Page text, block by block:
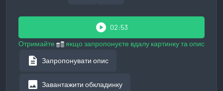
play_circle 02:53
Отримайте
якщо запропонуєте вдалу картинку та опис
description Запропонувати опис
image Завантажити обкладинку